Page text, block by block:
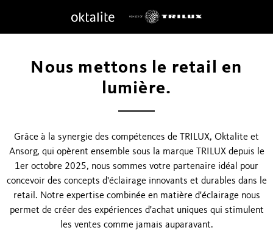
Nous mettons le retail en
lumière.
Grâce à la synergie des compétences de TRILUX, Oktalite et
Ansorg, qui opèrent ensemble sous la marque TRILUX depuis le
1er octobre 2025, nous sommes votre partenaire idéal pour
concevoir des concepts d'éclairage innovants et durables dans le
retail. Notre expertise combinée en matière d'éclairage nous
permet de créer des expériences d'achat uniques qui stimulent
les ventes comme jamais auparavant.